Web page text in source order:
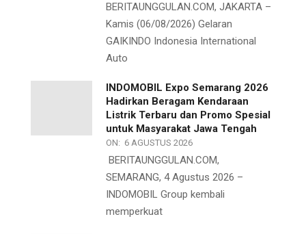
BERITAUNGGULAN.COM, JAKARTA –
Kamis (06/08/2026) Gelaran
GAIKINDO Indonesia International
Auto
INDOMOBIL Expo Semarang 2026
Hadirkan Beragam Kendaraan
Listrik Terbaru dan Promo Spesial
untuk Masyarakat Jawa Tengah
ON: 6 AGUSTUS 2026
BERITAUNGGULAN.COM,
SEMARANG, 4 Agustus 2026 –
INDOMOBIL Group kembali
memperkuat